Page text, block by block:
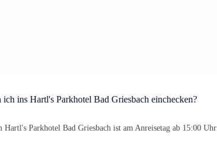
ins Hartl's Parkhotel Bad Griesbach einchecken?
Hartl's Parkhotel Bad Griesbach ist am Anreisetag ab 15:00 Uhr